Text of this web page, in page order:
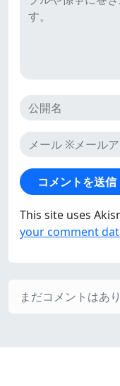
This site uses
your comment
まだコメントはあ